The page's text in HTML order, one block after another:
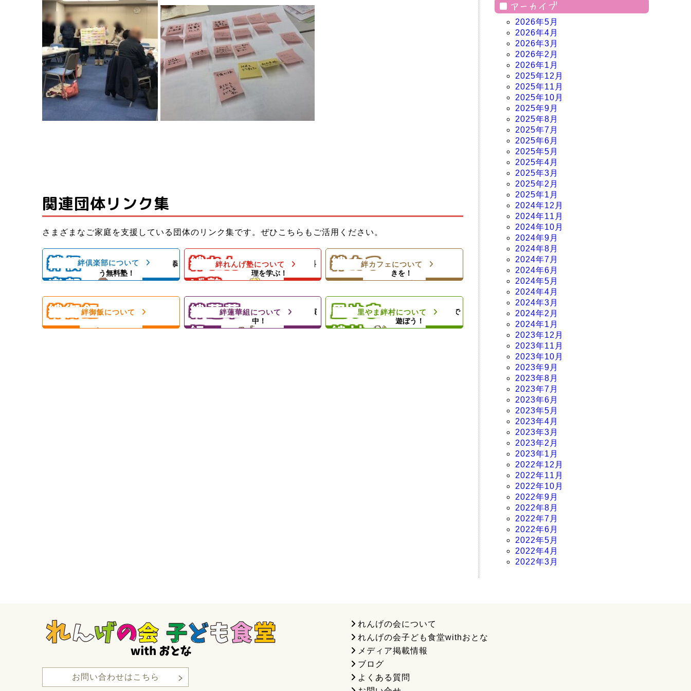
関連団体リンク集
さまざまなご家庭を支援している団体のリンク集です。ぜひこちらもご活用ください。
絆倶
楽部
子どもの気持ちに寄り添
う無料塾！
子どもたちと親御さんの居場所＆子
どもたちの成長を支える無料塾
絆倶楽部について
絆れん
げ塾
料理の基本や家庭料
理を学ぶ！
子ども料理教室でお母さんのお手伝
ども食堂
絆れんげ塾について
絆カフ
ェ
楽しい親子のひとと
きを！
ひとり親家庭のお母さんと子どもの
当）＆食材配布！
絆カフェについて
絆御飯フードパントリー！
ひとり親家庭、障がい者のいるご家
材配布で支援！
絆御飯について
絆蓮華
組
地域のお祭りに出演
中！
子ども食堂＆プロの先生によるダン
スレッスン。
んをサポート！
絆蓮華組について
里やま
絆村
思いきり太陽の下で
遊ぼう！
里やまの自然や農業体験、キャンプ
心の成長を支援します
里やま絆村について
アーカイブ
2026年5月
2026年4月
2026年3月
2026年2月
2026年1月
2025年12月
2025年11月
2025年10月
2025年9月
2025年8月
2025年7月
2025年6月
2025年5月
2025年4月
2025年3月
2025年2月
2025年1月
2024年12月
2024年11月
2024年10月
2024年9月
2024年8月
2024年7月
2024年6月
2024年5月
2024年4月
2024年3月
2024年2月
2024年1月
2023年12月
2023年11月
2023年10月
2023年9月
2023年8月
2023年7月
2023年6月
2023年5月
2023年4月
2023年3月
2023年2月
2023年1月
2022年12月
2022年11月
2022年10月
2022年9月
2022年8月
2022年7月
2022年6月
2022年5月
2022年4月
2022年3月
お問い合わせはこちら
れんげの会について
れんげの会子ども食堂withおとな
メディア掲載情報
ブログ
よくある質問